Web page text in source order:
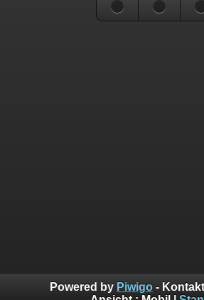
Powered by Piwigo - Kontakt